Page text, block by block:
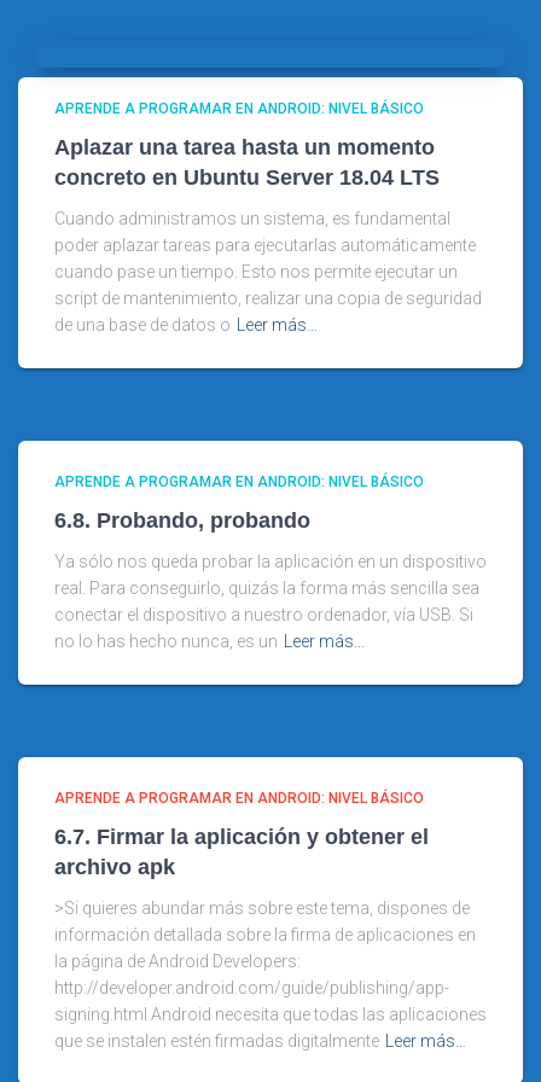
APRENDE A PROGRAMAR EN ANDROID: NIVEL BÁSICO
Aplazar una tarea hasta un momento
concreto en Ubuntu Server 18.04 LTS
Cuando administramos un sistema, es fundamental
poder aplazar tareas para ejecutarlas automáticamente
cuando pase un tiempo. Esto nos permite ejecutar un
script de mantenimiento, realizar una copia de seguridad
de una base de datos o
Leer más…
APRENDE A PROGRAMAR EN ANDROID: NIVEL BÁSICO
6.8. Probando, probando
Ya sólo nos queda probar la aplicación en un dispositivo
real. Para conseguirlo, quizás la forma más sencilla sea
conectar el dispositivo a nuestro ordenador, vía USB. Si
no lo has hecho nunca, es un
Leer más…
APRENDE A PROGRAMAR EN ANDROID: NIVEL BÁSICO
6.7. Firmar la aplicación y obtener el
archivo apk
>Si quieres abundar más sobre este tema, dispones de
información detallada sobre la firma de aplicaciones en
la página de Android Developers:
http://developer.android.com/guide/publishing/app-
signing.html Android necesita que todas las aplicaciones
que se instalen estén firmadas digitalmente
Leer más…